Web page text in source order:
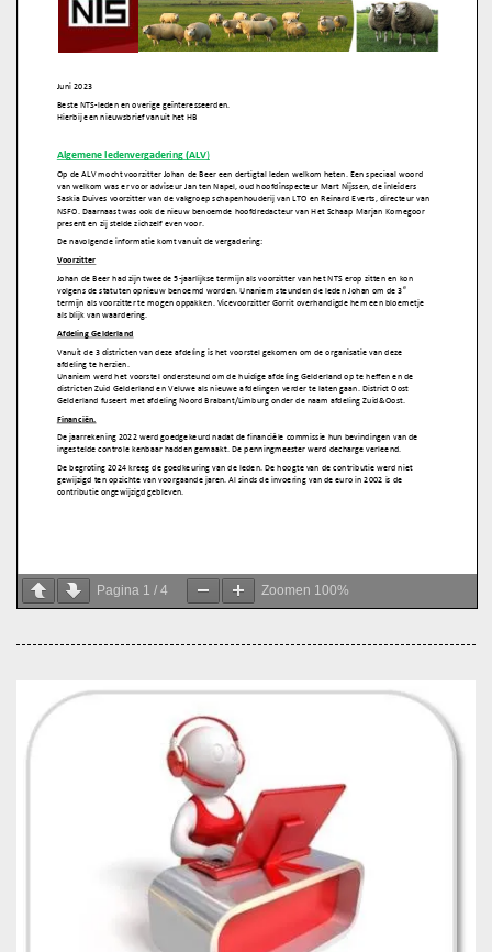
Pagina 1 / 4 Zoomen 100%